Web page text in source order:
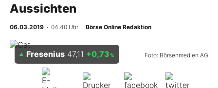
Abo & Shop
Experten
Mein B:O
Aussichten
06.03.2019 · 04:40 Uhr · Börse Online Redaktion
Foto: Börsenmedien AG
Fresenius 47,11 +0,73 %